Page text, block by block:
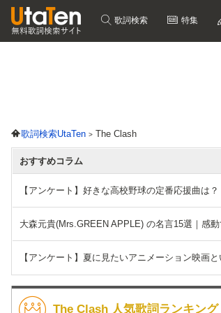
歌詞検索 特集
歌詞検索UtaTen The Clash
おすすめコラム
【アンケート】好きな高校野球の定番応援曲は？
大森元貴(Mrs.GREEN APPLE) の名言15選｜感
【アンケート】夏に見たいアニメーション映画と
The Clash 人気歌詞ランキング